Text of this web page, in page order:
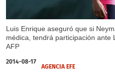
Luis Enrique aseguró que si
médica, tendrá participación ante
AFP
2014-08-17
AGENCIA EFE